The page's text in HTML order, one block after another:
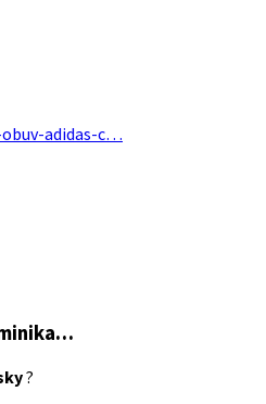
adidas-c…
?